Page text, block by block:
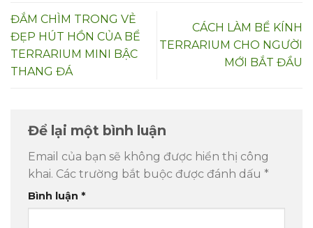
ĐẮM CHÌM TRONG VẺ
ĐẸP HÚT HỒN CỦA BỂ
TERRARIUM MINI BẬC
THANG ĐÁ
CÁCH LÀM BỂ KÍNH
TERRARIUM CHO NGƯỜI
MỚI BẮT ĐẦU
Để lại một bình luận
Email của bạn sẽ không được hiển thị công
khai. Các trường bắt buộc được đánh dấu *
Bình luận *